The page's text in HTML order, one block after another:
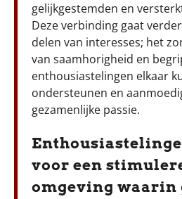
gelijkgestemden en
Deze verbinding gaat
delen van interesses; het
van saamhorigheid en
enthousiastelingen elkaar
ondersteunen en
gezamenlijke passie.
voor een
omgeving waarin